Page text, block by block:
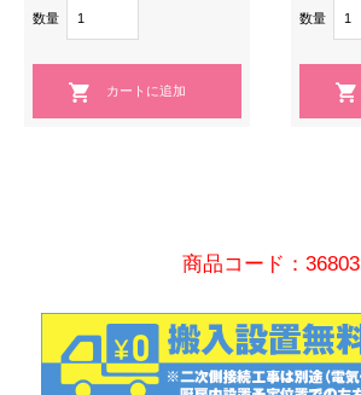
数量 数量
商品コード：36803